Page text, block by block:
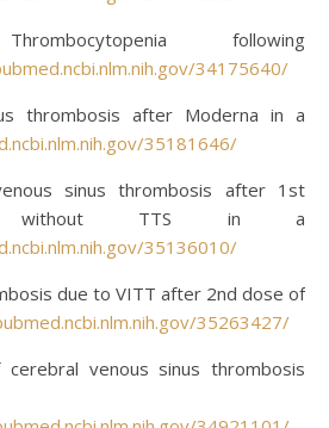
following
34175640/
thrombosis after Moderna in a
35181646/
sinus thrombosis after 1st
without TTS in a
35136010/
due to VITT after 2nd dose of
35263427/
venous sinus thrombosis